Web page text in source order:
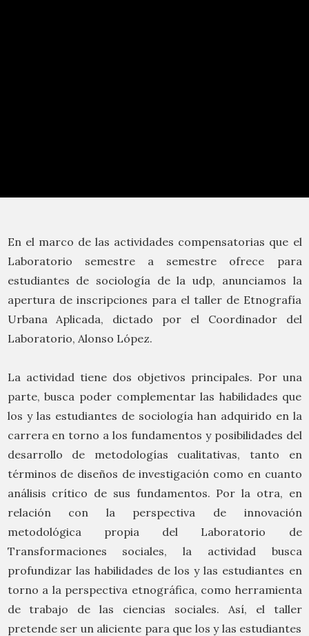
En el marco de las actividades compensatorias que el
Laboratorio semestre a semestre ofrece para
estudiantes de sociología de la udp, anunciamos la
apertura de inscripciones para el taller de Etnografía
Urbana Aplicada, dictado por el Coordinador del
Laboratorio, Alonso López.
La actividad tiene dos objetivos principales. Por una
parte, busca poder complementar las habilidades que
los y las estudiantes de sociología han adquirido en la
carrera en torno a los fundamentos y posibilidades del
desarrollo de metodologías cualitativas, tanto en
términos de diseños de investigación como en cuanto
análisis crítico de sus fundamentos. Por la otra, en
relación con la perspectiva de innovación
metodológica propia del Laboratorio de
Transformaciones sociales, la actividad busca
profundizar las habilidades de los y las estudiantes en
torno a la perspectiva etnográfica, como herramienta
de trabajo de las ciencias sociales. Así, el taller
pretende ser un aliciente para que los y las estudiantes